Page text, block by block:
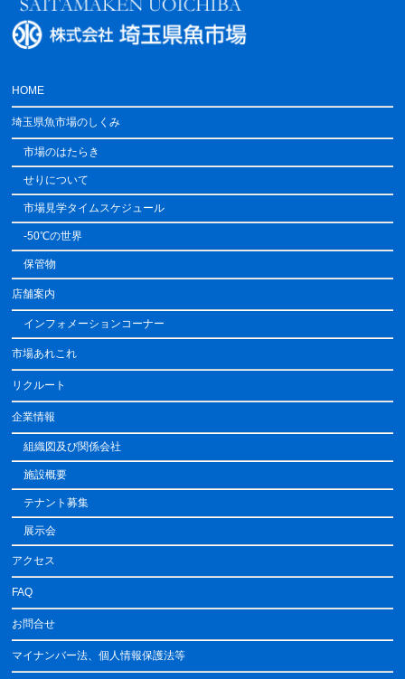
HOME
埼玉県魚市場のしくみ
市場のはたらき
せりについて
市場見学タイムスケジュール
-50℃の世界
保管物
店舗案内
インフォメーションコーナー
市場あれこれ
リクルート
企業情報
組織図及び関係会社
施設概要
テナント募集
展示会
アクセス
FAQ
お問合せ
マイナンバー法、個人情報保護法等